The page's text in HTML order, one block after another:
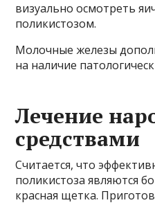
визуально осмотреть
поликистозом.
Молочные железы
на наличие
Лечение
средствами
Считается, что
поликистоза являются
красная щетка.